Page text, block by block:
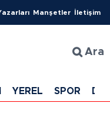
Manşetler İletişim
Ara
YEREL SPOR